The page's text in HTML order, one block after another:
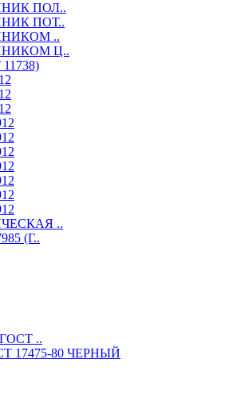
ПОЛ..
ПОТ..
..
Ц..
..
(Г..
..
17475-80 ЧЕРНЫЙ